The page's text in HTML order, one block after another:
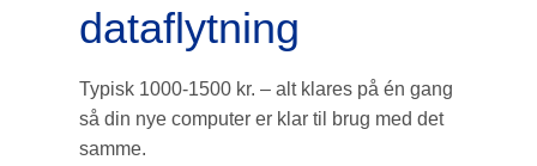
dataflytning
Typisk 1000-1500 kr. – alt klares på én gang
så din nye computer er klar til brug med det
samme.